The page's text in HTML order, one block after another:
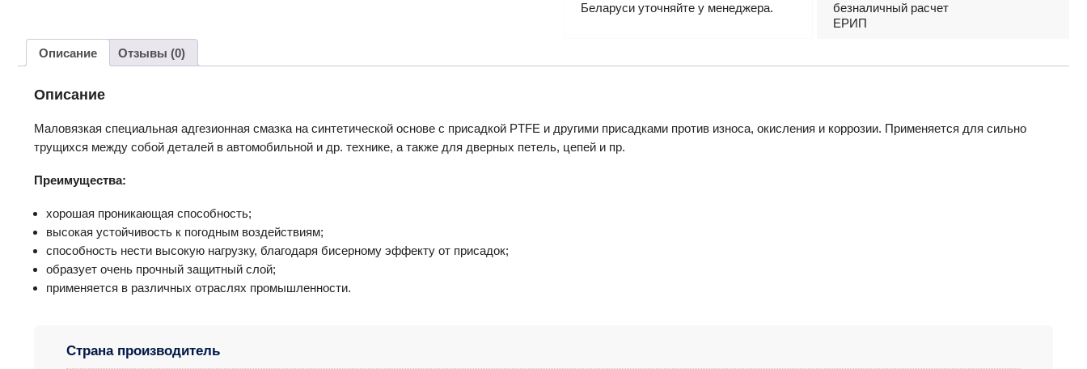
Беларуси уточняйте у менеджера.
безналичный расчет
ЕРИП
Описание Отзывы (0)
Описание
Маловязкая специальная адгезионная смазка на синтетической основе с присадкой PTFE и другими присадками против износа, окисления и коррозии. Применяется для сильно
трущихся между собой деталей в автомобильной и др. технике, а также для дверных петель, цепей и пр.
Преимущества:
хорошая проникающая способность;
высокая устойчивость к погодным воздействиям;
способность нести высокую нагрузку, благодаря бисерному эффекту от присадок;
образует очень прочный защитный слой;
применяется в различных отраслях промышленности.
Страна производитель